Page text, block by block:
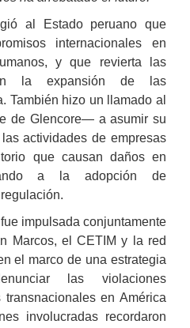
al Estado peruano que
internacionales en
y que revierta las
la expansión de las
También hizo un llamado al
de Glencore— a asumir su
actividades de empresas
que causan daños en
a la adopción de
impulsada conjuntamente
Marcos, el CETIM y la red
el marco de una estrategia
las violaciones
en América
involucradas recordaron